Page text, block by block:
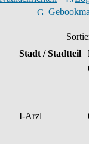
Stadt / Stadtteil
I-Arzl